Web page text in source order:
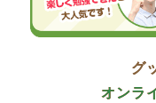
グ
オンラ